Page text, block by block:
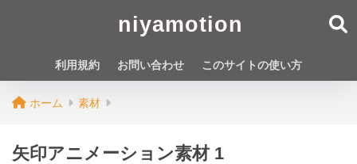
niyamotion
利用規約 お問い合わせ このサイトの使い方
ホーム 素材
矢印アニメーション素材 1